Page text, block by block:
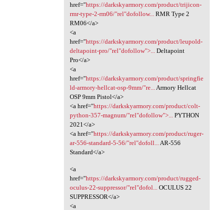
href="https://darkskyarmory.com/product/trijicon-
rmr-type-2-rm06/"rel"dofollow...RMR Type 2
RM06</a>
<a
href="https://darkskyarmory.com/product/leupold-
deltapoint-pro/"rel"dofollow">...Deltapoint
Pro</a>
<a
href="https://darkskyarmory.com/product/springfie
ld-armory-hellcat-osp-9mm/"re...Armory Hellcat
OSP 9mm Pistol</a>
<a href="https://darkskyarmory.com/product/colt-
python-357-magnum/"rel"dofollow">...PYTHON
2021</a>
<a href="https://darkskyarmory.com/product/ruger-
ar-556-standard-5-56/"rel"dofoll...AR-556
Standard</a>
<a
href="https://darkskyarmory.com/product/rugged-
oculus-22-suppressor/"rel"dofol...
OCULUS 22
SUPPRESSOR</a>
<a